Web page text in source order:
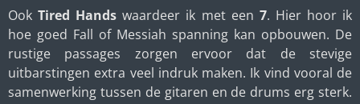
OokTired Hands waardeer ik met een 7. Hier hoor ik
hoe goed Fall of Messiah spanning kan opbouwen. De
rustige passages zorgen ervoor dat de stevige
uitbarstingen extra veel indruk maken. Ik vind vooral de
samenwerking tussen de gitaren en de drums erg sterk.